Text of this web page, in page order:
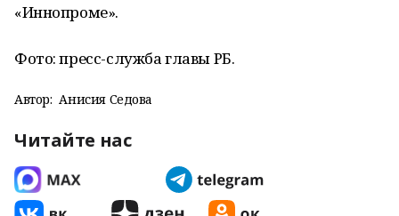
«Иннопроме».
Фото: пресс-служба главы РБ.
Автор: Анисия Седова
Читайте нас